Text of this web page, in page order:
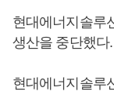
현대에너지솔루
생산을 중단했다.
현대에너지솔루